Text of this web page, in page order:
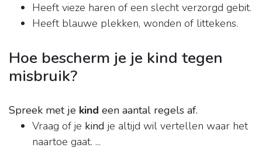
Heeft vieze haren of een slecht verzorgd gebit.
Heeft blauwe plekken, wonden of littekens.
Hoe bescherm je je kind tegen
misbruik?
Spreek met je kind een aantal regels af.
Vraag of je kind je altijd wil vertellen waar het
naartoe gaat. ...